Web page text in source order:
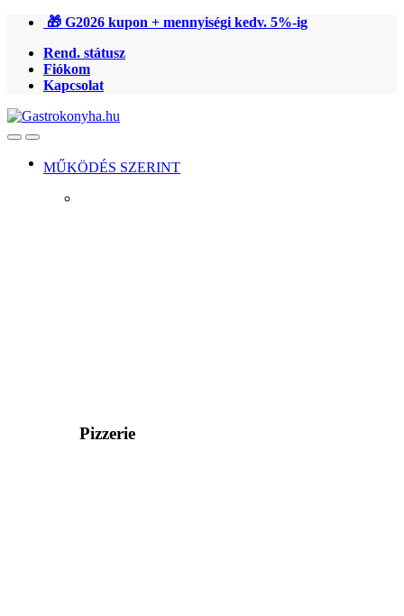
Ugrás
navigációhoz
Ugrás
tartalomra
🎁 G2026 kupon + mennyiségi kedv. 5%-ig
Rend. státusz
Fiókom
Kapcsolat
OpenClose
MŰKÖDÉS SZERINT
Pizzerie